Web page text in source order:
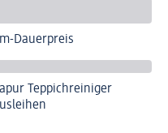
Dauerpreis
Teppichreiniger